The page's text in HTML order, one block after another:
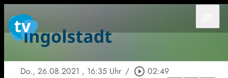
Do., 26.08.2021 , 16:35 Uhr / play_circle_outline 02:49